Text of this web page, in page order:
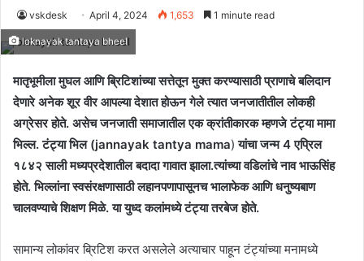
vskdesk April 4, 2024 1,653 1 minute read
loknayak tantaya bheel
मातृभूमीला मुघल आणि ब्रिटिशांच्या सत्तेतून मुक्त करण्यासाठी प्राणाचे बलिदान
देणारे अनेक शूर वीर आपल्या देशात होऊन गेले त्यात जनजातीतील लोकही
अग्रेसर होते. असेच जनजाती समाजातील एक क्रांतीकारक म्हणजे टंट्या मामा
भिल्ल. टंट्या भिल (jannayak tantya mama)यांचा जन्म 4 एप्रिल
१८४२ साली मध्यप्रदेशातील बदादा गावात झाला.त्यांच्या वडिलांचे नाव भाऊसिंह
होते. भिल्लांना स्वसंरक्षणासाठी लहानपणापासूनच भालाफेक आणि धनुष्यबाण
चालवण्याचे शिक्षण मिळे. या युध्द कलांमध्ये टंट्या तरबेज होते.
सामान्य लोकांवर ब्रिटिश करत असलेले अत्याचार पाहून टंट्यांच्या मनामध्ये